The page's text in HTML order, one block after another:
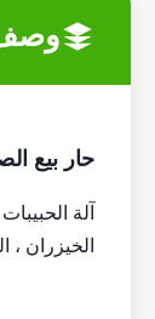
وصف
حار بيع
آلة
الخيزران ،